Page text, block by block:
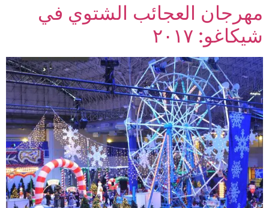
مهرجان العجائب الشتوي في
شيكاغو: ٢٠١٧